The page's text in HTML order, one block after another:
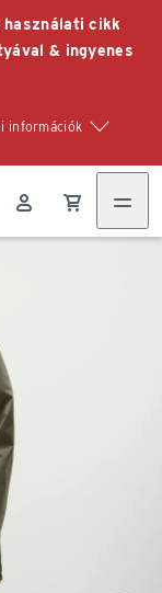
használati cikk
& ingyenes
információk